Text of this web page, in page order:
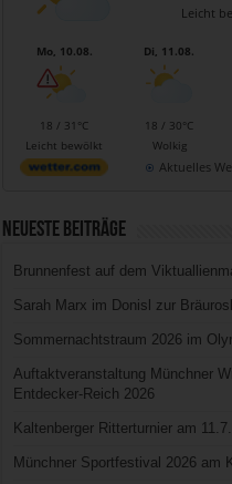
Leicht
Mo, 10.08.
18 / 31°C
Leicht bewölkt
Di, 11.08.
18 / 30°C
Wolkig
Aktuelles
Neueste Beiträge
Brunnenfest auf dem
Sarah Marx im Donisl zur
Sommernachtstraum 2026 im
Auftaktveranstaltung Münchner
Entdecker-Reich 2026
Kaltenberger Ritterturnier am
Münchner Sportfestival 2026 am